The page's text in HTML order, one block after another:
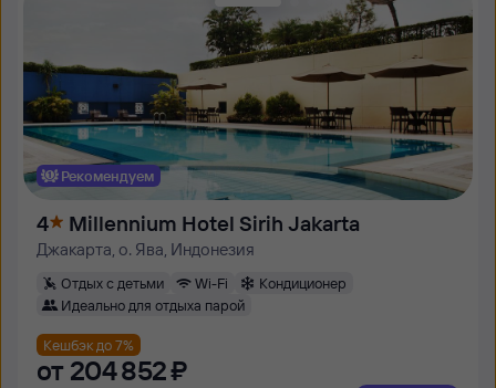
Рекомендуем
4 Millennium Hotel Sirih Jakarta
Джакарта, о. Ява, Индонезия
Отдых с детьми Wi-Fi
Кондиционер
Идеально для отдыха парой
Кешбэк до 7%
от 204 ⁠852 ⁠₽